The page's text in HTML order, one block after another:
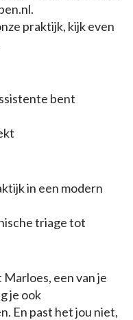
praktijk, kijk even
bent
in een modern
triage tot
Marloes, een van je
je ook
En past het jou niet,